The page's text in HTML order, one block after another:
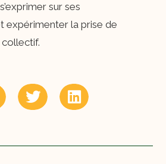
sur ses
expérimenter la prise de